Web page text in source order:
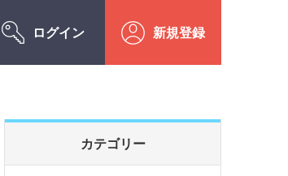
ログイン 新規登録
カテゴリー